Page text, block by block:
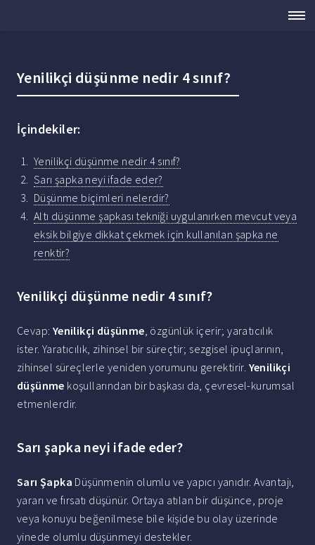
Yenilikçi düşünme nedir 4 sınıf?
İçindekiler:
Yenilikçi düşünme nedir 4 sınıf?
Sarı şapka neyi ifade eder?
Düşünme biçimleri nelerdir?
Altı düşünme şapkası tekniği uygulanırken mevcut veya
eksik bilgiye dikkat çekmek için kullanılan şapka ne
renktir?
Yenilikçi düşünme nedir 4 sınıf?
Cevap: Yenilikçi düşünme, özgünlük içerir; yaratıcılık
ister. Yaratıcılık, zihinsel bir süreçtir; sezgisel ipuçlarının,
zihinsel süreçlerle yeniden yorumunu gerektirir. Yenilikçi
düşünme koşullarından bir başkası da, çevresel-kurumsal
etmenlerdir.
Sarı şapka neyi ifade eder?
Sarı Şapka Düşünmenin olumlu ve yapıcı yanıdır. Avantajı,
yararı ve fırsatı düşünür. Ortaya atılan bir düşünce, proje
veya konuyu beğenilmese bile kişide bu olay üzerinde
yinede olumlu düşünmeyi destekler.